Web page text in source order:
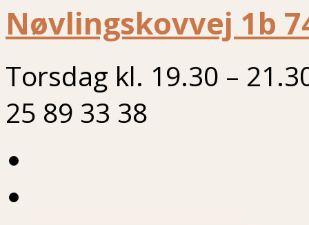
Nøvlingskovvej 1b
Torsdag kl. 19.30 –
25 89 33 38